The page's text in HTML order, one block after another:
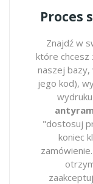
Proces
Znajdź w
które chcesz
naszej
jego kod),
"dostosuj
koniec